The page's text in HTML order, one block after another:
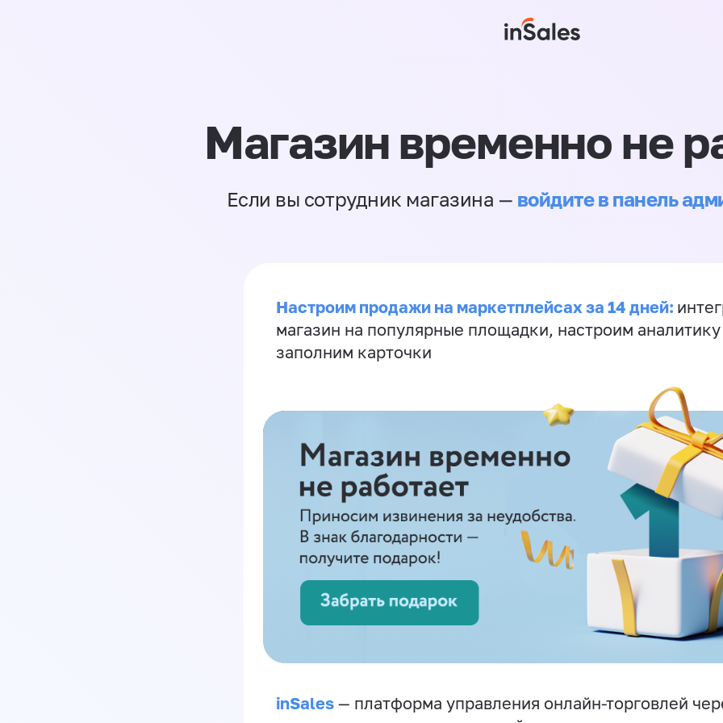
Магазин временно не
Если вы сотрудник магазина — войдите в панель
Настроим продажи на маркетплейсах за 14 дней:
магазин на популярные площадки, настроим
заполним карточки
inSales — платформа управления онлайн-торговлей